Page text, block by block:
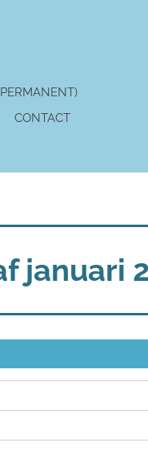
CONTACT
januari